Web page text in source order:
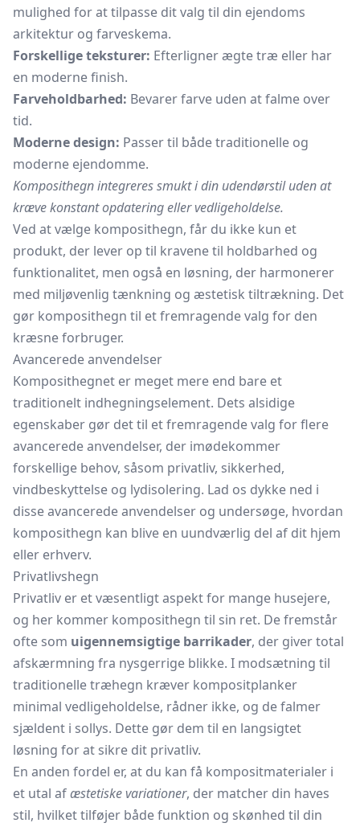
mulighed for at tilpasse dit valg til din ejendoms
arkitektur og farveskema.
Forskellige teksturer: Efterligner ægte træ eller har
en moderne finish.
Farveholdbarhed: Bevarer farve uden at falme over
tid.
Moderne design: Passer til både traditionelle og
moderne ejendomme.
Komposithegn integreres smukt i din udendørstil uden at
kræve konstant opdatering eller vedligeholdelse.
Ved at vælge komposithegn, får du ikke kun et
produkt, der lever op til kravene til holdbarhed og
funktionalitet, men også en løsning, der harmonerer
med miljøvenlig tænkning og æstetisk tiltrækning. Det
gør komposithegn til et fremragende valg for den
kræsne forbruger.
Avancerede anvendelser
Komposithegnet er meget mere end bare et
traditionelt indhegningselement. Dets alsidige
egenskaber gør det til et fremragende valg for flere
avancerede anvendelser, der imødekommer
forskellige behov, såsom privatliv, sikkerhed,
vindbeskyttelse og lydisolering. Lad os dykke ned i
disse avancerede anvendelser og undersøge, hvordan
komposithegn kan blive en uundværlig del af dit hjem
eller erhverv.
Privatlivshegn
Privatliv er et væsentligt aspekt for mange husejere,
og her kommer komposithegn til sin ret. De fremstår
ofte som uigennemsigtige barrikader, der giver total
afskærmning fra nysgerrige blikke. I modsætning til
traditionelle træhegn kræver kompositplanker
minimal vedligeholdelse, rådner ikke, og de falmer
sjældent i sollys. Dette gør dem til en langsigtet
løsning for at sikre dit privatliv.
En anden fordel er, at du kan få kompositmaterialer i
et utal afæstetiske variationer, der matcher din haves
stil, hvilket tilføjer både funktion og skønhed til din